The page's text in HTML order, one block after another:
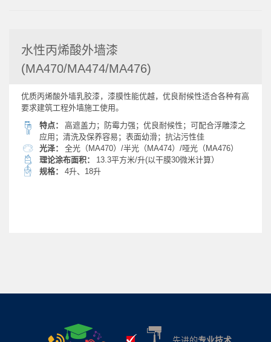
水性丙烯酸外墙漆
(MA470/MA474/MA476)
优质丙烯酸外墙乳胶漆，漆膜性能优越，优良耐候性适合各种有高
要求建筑工程外墙施工使用。
特点：
高遮盖力；防霉力强；优良耐候性；可配合浮雕漆之
应用；清洗及保养容易；表面幼滑；抗沾污性佳
光泽：
全光（MA470）/半光（MA474）/哑光（MA476）
理论涂布面积：
13.3平方米/升(以干膜30微米计算）
规格：
4升、18升